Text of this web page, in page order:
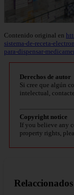
Contenido original en
sistema-de-receta-
para-dispensar-
Derechos de autor
Si cree que algún
intelectual,
Copyright notice
If you believe any
property rights,
Relaccionados